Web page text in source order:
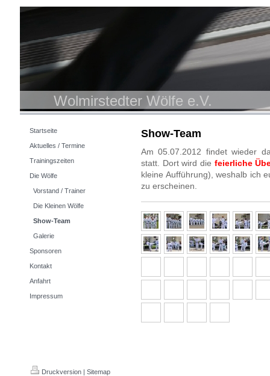
Wolmirstedter Wölfe e.V.
Startseite
Aktuelles / Termine
Trainingszeiten
Die Wölfe
Vorstand / Trainer
Die Kleinen Wölfe
Show-Team
Galerie
Sponsoren
Kontakt
Anfahrt
Impressum
Show-Team
Am 05.07.2012 findet wieder
statt . Dort wird die feierliche
kleine Aufführung), weshalb ich
zu erscheinen.
Druckversion | Sitemap